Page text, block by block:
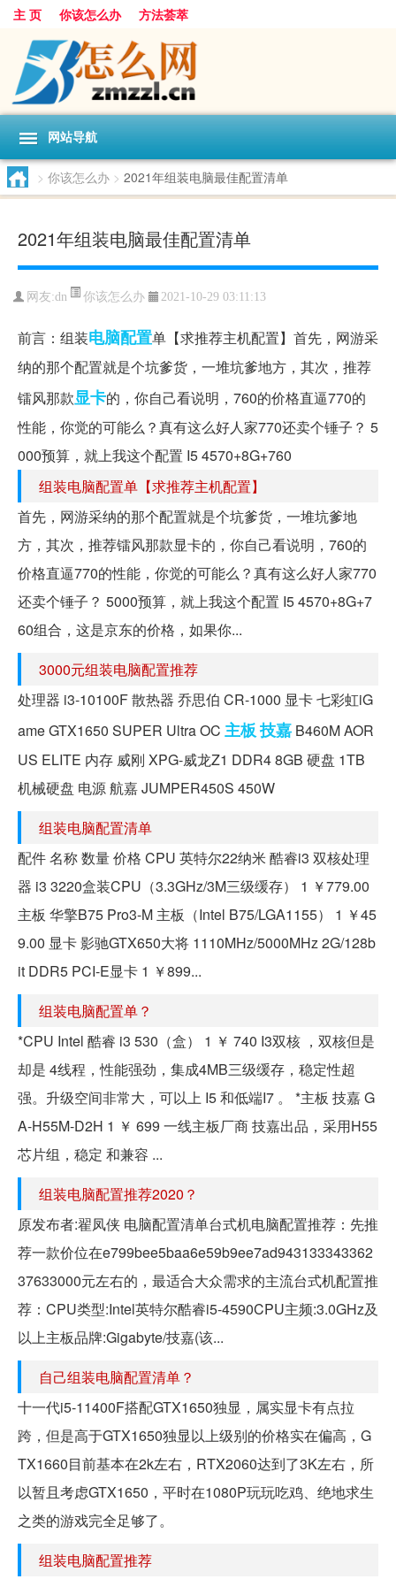
主 页 你该怎么办 方法荟萃
网站导航
> 你该怎么办 > 2021年组装电脑最佳配置清单
2021年组装电脑最佳配置清单
网友:dn 你该怎么办 2021-10-29 03:11:13
前言：组装电脑配置单【求推荐主机配置】首先，网游采
纳的那个配置就是个坑爹货，一堆坑爹地方，其次，推荐
镭风那款显卡的，你自己看说明，760的价格直逼770的
性能，你觉的可能么？真有这么好人家770还卖个锤子？ 5
000预算，就上我这个配置 I5 4570+8G+760
组装电脑配置单【求推荐主机配置】
首先，网游采纳的那个配置就是个坑爹货，一堆坑爹地
方，其次，推荐镭风那款显卡的，你自己看说明，760的
价格直逼770的性能，你觉的可能么？真有这么好人家770
还卖个锤子？ 5000预算，就上我这个配置 I5 4570+8G+7
60组合，这是京东的价格，如果你...
3000元组装电脑配置推荐
处理器 i3-10100F 散热器 乔思伯 CR-1000 显卡 七彩虹iG
ame GTX1650 SUPER Ultra OC 主板技嘉 B460M AOR
US ELITE 内存 威刚 XPG-威龙Z1 DDR4 8GB 硬盘 1TB
机械硬盘 电源 航嘉 JUMPER450S 450W
组装电脑配置清单
配件 名称 数量 价格 CPU 英特尔22纳米 酷睿i3 双核处理
器 i3 3220盒装CPU（3.3GHz/3M三级缓存） 1 ￥779.00
主板 华擎B75 Pro3-M 主板（Intel B75/LGA1155） 1 ￥45
9.00 显卡 影驰GTX650大将 1110MHz/5000MHz 2G/128b
it DDR5 PCI-E显卡 1 ￥899...
组装电脑配置单？
*CPU Intel 酷睿 i3 530（盒） 1 ￥ 740 I3双核 ，双核但是
却是 4线程，性能强劲，集成4MB三级缓存，稳定性超
强。升级空间非常大，可以上 I5 和低端I7 。 *主板 技嘉 G
A-H55M-D2H 1 ￥ 699 一线主板厂商 技嘉出品，采用H55
芯片组，稳定 和兼容 ...
组装电脑配置推荐2020？
原发布者:翟凤侠 电脑配置清单台式机电脑配置推荐：先推
荐一款价位在e799bee5baa6e59b9ee7ad943133343362
37633000元左右的，最适合大众需求的主流台式机配置推
荐：CPU类型:Intel英特尔酷睿i5-4590CPU主频:3.0GHz及
以上主板品牌:Gigabyte/技嘉(该...
自己组装电脑配置清单？
十一代i5-11400F搭配GTX1650独显，属实显卡有点拉
跨，但是高于GTX1650独显以上级别的价格实在偏高，G
TX1660目前基本在2k左右，RTX2060达到了3K左右，所
以暂且考虑GTX1650，平时在1080P玩玩吃鸡、绝地求生
之类的游戏完全足够了。
组装电脑配置推荐